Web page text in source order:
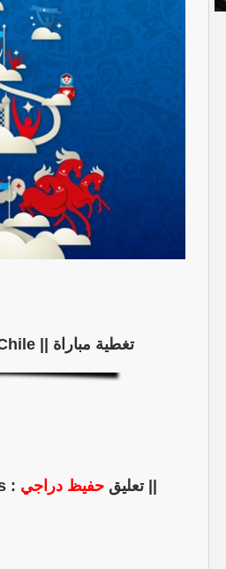
تغطية مباراة || Cameroon VS Chile ||كأس القارات 2017 (Group B)
|| تعليق حفيظ دراجي : TVP SPORT HD :: MKV :: 1280 x 720 :: 2 Mbps ||